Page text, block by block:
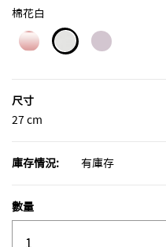
棉花白
尺寸
27 cm
庫存情況: 有庫存
數量